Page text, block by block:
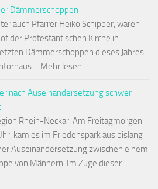
Dämmerschoppen
auch Pfarrer Heiko Schipper, waren
der Protestantischen Kirche in
Dämmerschoppen dieses Jahres
... Mehr lesen
nach Auseinandersetzung schwer
Rhein-Neckar. Am Freitagmorgen
kam es im Friedenspark aus bislang
Auseinandersetzung zwischen einem
von Männern. Im Zuge dieser ...